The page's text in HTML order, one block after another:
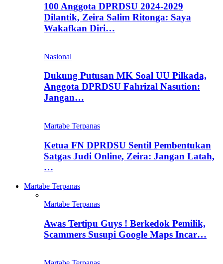
100 Anggota DPRDSU 2024-2029
Dilantik, Zeira Salim Ritonga: Saya
Wakafkan Diri…
Nasional
Dukung Putusan MK Soal UU Pilkada,
Anggota DPRDSU Fahrizal Nasution:
Jangan…
Martabe Terpanas
Ketua FN DPRDSU Sentil Pembentukan
Satgas Judi Online, Zeira: Jangan Latah,
…
Martabe Terpanas
Martabe Terpanas
Awas Tertipu Guys ! Berkedok Pemilik,
Scammers Susupi Google Maps Incar…